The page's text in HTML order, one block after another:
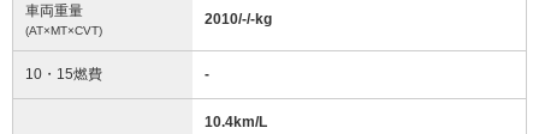
車両重量
(AT×MT×CVT)
2010/-/-kg
10・15燃費 -
10.4km/L